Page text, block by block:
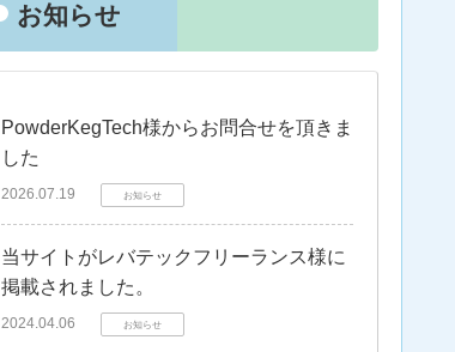
お知らせ
PowderKegTech様からお問合せを頂きま
した
2026.07.19 お知らせ
当サイトがレバテックフリーランス様に
掲載されました。
2024.04.06 お知らせ